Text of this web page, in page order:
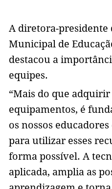
A diretora-presidente
Municipal de
destacou a
equipes.
“Mais do que
equipamentos, é
os nossos
para utilizar esses
forma possível. A
aplicada, amplia as